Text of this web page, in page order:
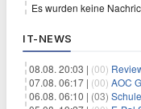
Es wurden keine
IT-NEWS
08.08. 20:03 | (00) Review:
07.08. 06:17 | (00) AOC
06.08. 06:10 | (03) Schule